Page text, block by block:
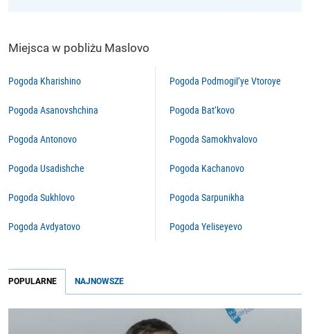
Miejsca w pobliżu Maslovo
Pogoda Kharishino
Pogoda Asanovshchina
Pogoda Antonovo
Pogoda Usadishche
Pogoda Sukhlovo
Pogoda Avdyatovo
Pogoda Podmogil’ye Vtoroye
Pogoda Bat’kovo
Pogoda Samokhvalovo
Pogoda Kachanovo
Pogoda Sarpunikha
Pogoda Yeliseyevo
POPULARNE NAJNOWSZE